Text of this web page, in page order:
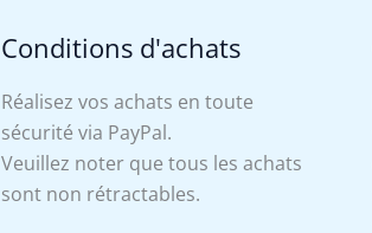
Conditions d'achats
Réalisez vos achats en toute
sécurité via PayPal.
Veuillez noter que tous les achats
sont non rétractables.